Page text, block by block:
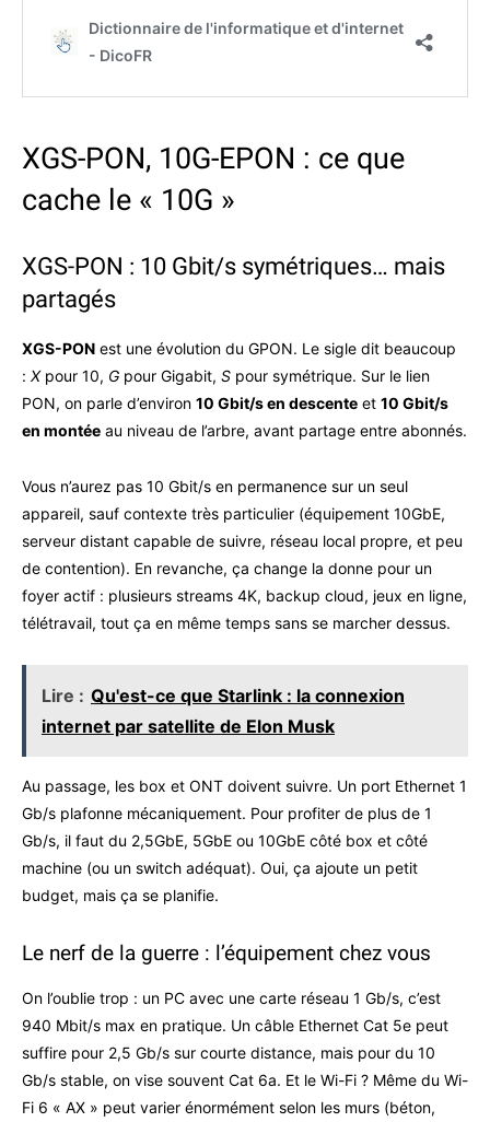
XGS-PON, 10G-EPON : ce que
cache le « 10G »
XGS-PON : 10 Gbit/s symétriques… mais
partagés
XGS-PON est une évolution du GPON. Le sigle dit beaucoup
: Xpour 10, G pour Gigabit, S pour symétrique. Sur le lien
PON, on parle d’environ 10 Gbit/s en descente et 10 Gbit/s
en montée au niveau de l’arbre, avant partage entre abonnés.
Vous n’aurez pas 10 Gbit/s en permanence sur un seul
appareil, sauf contexte très particulier (équipement 10GbE,
serveur distant capable de suivre, réseau local propre, et peu
de contention). En revanche, ça change la donne pour un
foyer actif : plusieurs streams 4K, backup cloud, jeux en ligne,
télétravail, tout ça en même temps sans se marcher dessus.
Lire : Qu'est-ce que Starlink : la connexion
internet par satellite de Elon Musk
Au passage, les box et ONT doivent suivre. Un port Ethernet 1
Gb/s plafonne mécaniquement. Pour profiter de plus de 1
Gb/s, il faut du 2,5GbE, 5GbE ou 10GbE côté box et côté
machine (ou un switch adéquat). Oui, ça ajoute un petit
budget, mais ça se planifie.
Le nerf de la guerre : l’équipement chez vous
On l’oublie trop : un PC avec une carte réseau 1 Gb/s, c’est
940 Mbit/s max en pratique. Un câble Ethernet Cat 5e peut
suffire pour 2,5 Gb/s sur courte distance, mais pour du 10
Gb/s stable, on vise souvent Cat 6a. Et le Wi-Fi ? Même du Wi-
Fi 6 « AX » peut varier énormément selon les murs (béton,